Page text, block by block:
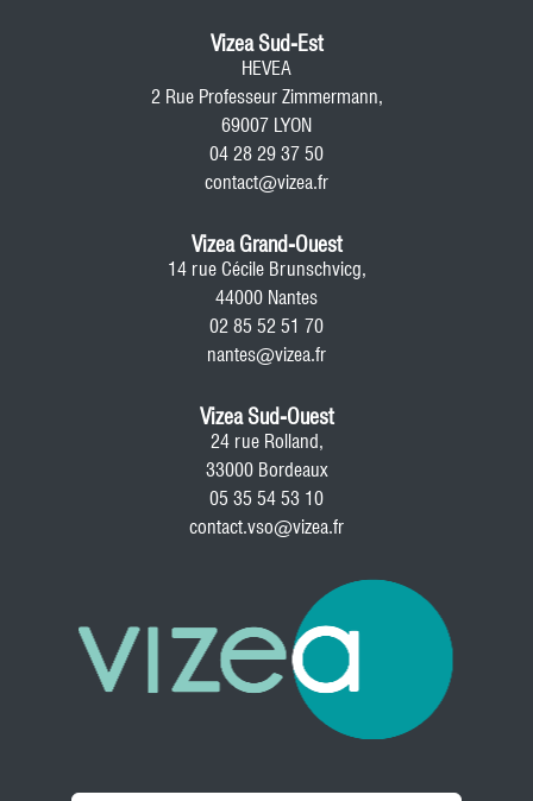
Vizea Sud-Est
HEVEA
2 Rue Professeur Zimmermann,
69007 LYON
04 28 29 37 50
contact@vizea.fr
Vizea Grand-Ouest
14 rue Cécile Brunschvicg,
44000 Nantes
02 85 52 51 70
nantes@vizea.fr
Vizea Sud-Ouest
24 rue Rolland,
33000 Bordeaux
05 35 54 53 10
contact.vso@vizea.fr